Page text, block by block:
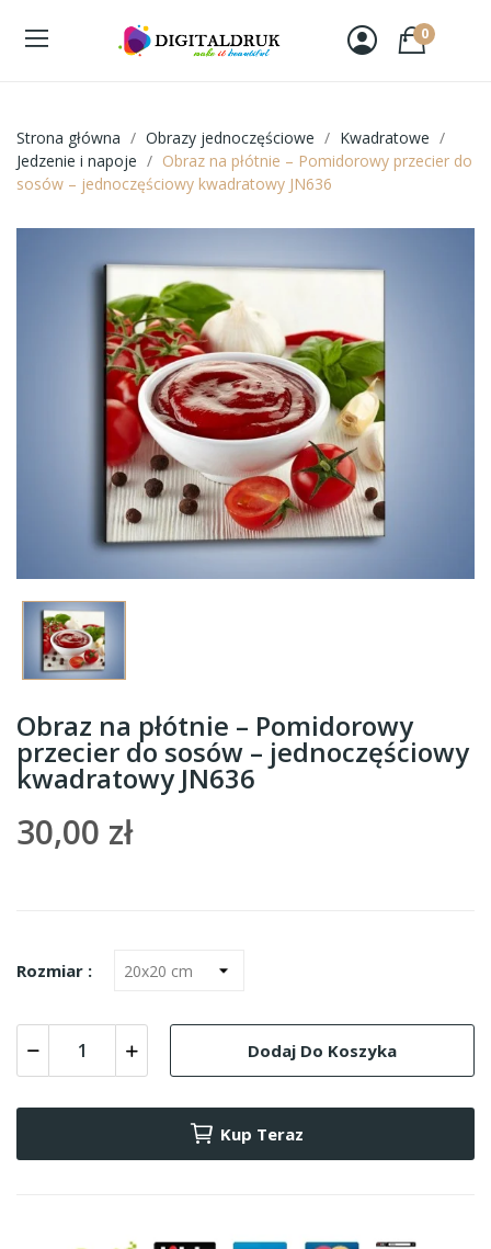
0
Strona główna Obrazy jednoczęściowe
Kwadratowe
Jedzenie i napoje
Obraz na płótnie – Pomidorowy przecier do
sosów – jednoczęściowy kwadratowy JN636
Obraz na płótnie – Pomidorowy
przecier do sosów – jednoczęściowy
kwadratowy JN636
30,00 zł
Rozmiar :
Dodaj Do Koszyka
Kup Teraz